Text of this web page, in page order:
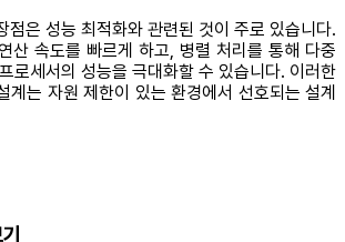
점은 성능 최적화와 관련된 것이 주로 있습니다.
산 속도를 빠르게 하고, 병렬 처리를 통해 다중
로세서의 성능을 극대화할 수 있습니다. 이러한
계는 자원 제한이 있는 환경에서 선호되는 설계